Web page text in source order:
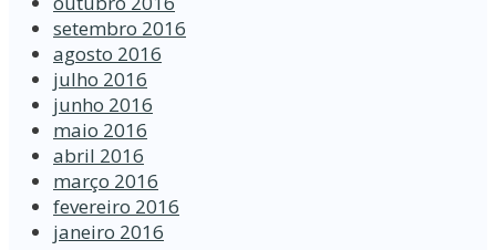
setembro 2016
agosto 2016
julho 2016
junho 2016
maio 2016
abril 2016
março 2016
fevereiro 2016
janeiro 2016